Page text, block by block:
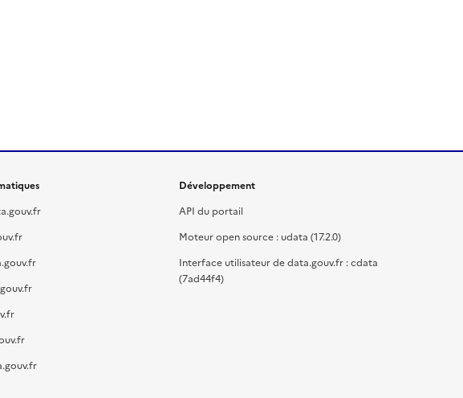
Développement
API du portail
Moteur open source : udata (17.2.0)
Interface utilisateur de data.gouv.fr : cdata
(7ad44f4)